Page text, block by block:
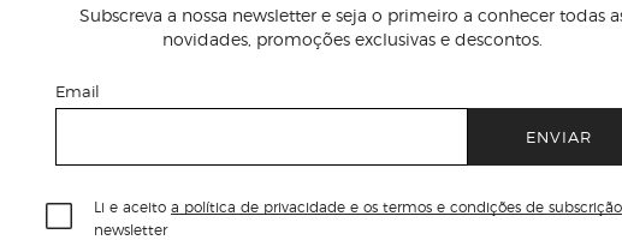
Subscreva a nossa newsletter e seja o primeiro a conhecer todas
novidades, promoções exclusivas e descontos.
Email
ENVIAR
Li e aceito a política de privacidade e os termos e condições de subscrição
newsletter